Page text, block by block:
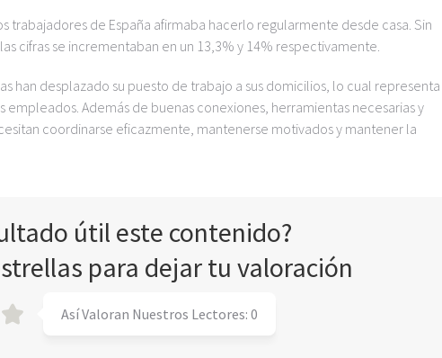
trabajadores de España afirmaba hacerlo regularmente desde casa. Sin
cifras se incrementaban en un 13,3% y 14% respectivamente.
han desplazado su puesto de trabajo a sus domicilios, lo cual
Además de buenas conexiones, herramientas necesarias y
coordinarse eficazmente, mantenerse motivados y mantener la
útil este contenido?
para dejar tu valoración
Así Valoran Nuestros Lectores: 0